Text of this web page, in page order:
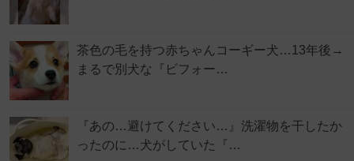
茶色の毛を持つ赤ちゃんコーギー犬…13年後→
まるで別犬な『ビフォー…
『あの…避けてください…』洗濯物を干したか
ったのに…犬がしていた『…